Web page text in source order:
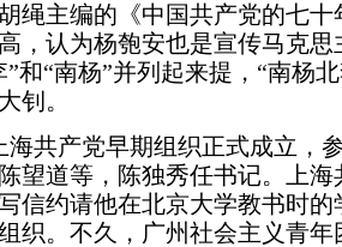
绳主编的《中国共产党的七
，认为杨匏安也是宣传马克
”和“南杨”并列起来提，“南杨
钊。
海共产党早期组织正式成立，
望道等，陈独秀任书记。上
信约请他在北京大学教书时
织。不久，广州社会主义青